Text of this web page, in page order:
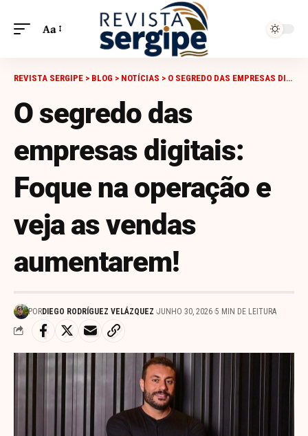
Aa
REVISTA SERGIPE > BLOG > NOTÍCIAS > O SEGREDO DAS EMPRESAS DIGITAIS: FOQUE NA OPERAÇÃO E VEJA AS VENDAS AUMENTAREM!
O segredo das
empresas digitais:
Foque na operação e
veja as vendas
aumentarem!
PORDIEGO RODRÍGUEZ VELÁZQUEZ JUNHO 30, 2026 5 MIN DE LEITURA